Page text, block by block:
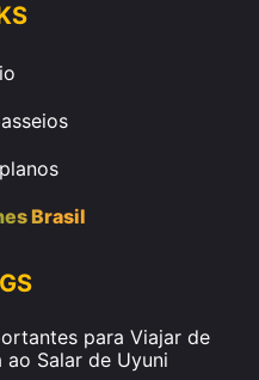
Brasil
para Viajar de
ao Salar de Uyuni